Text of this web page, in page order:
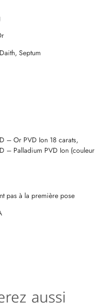
Septum
– Or PVD Ion 18 carats,
– Palladium PVD Ion (couleur
pas à la première pose
aussi